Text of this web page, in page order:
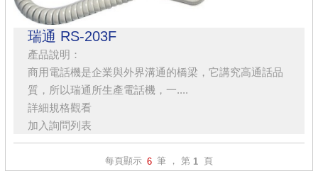
瑞通 RS-203F
產品說明：
商用電話機是企業與外界溝通的橋梁，它講究高通話品
質，所以瑞通所生產電話機，一....
詳細規格觀看
加入詢問列表
每頁顯示 6 筆 ， 第 1 頁